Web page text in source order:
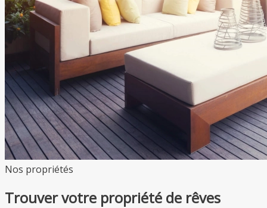
Nos propriétés
Trouver votre propriété de rêves